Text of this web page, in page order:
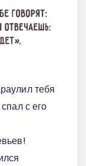
тебя
с его